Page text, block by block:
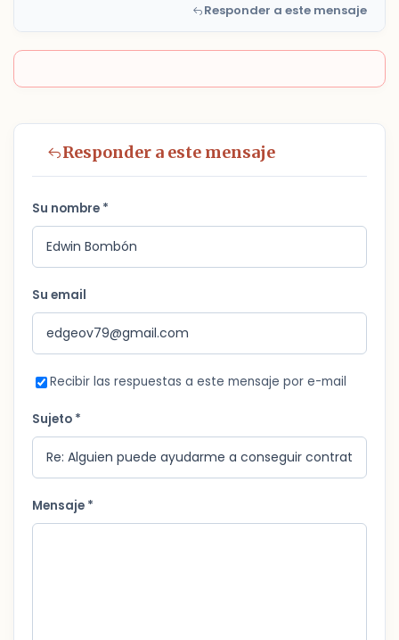
Responder a este mensaje
Responder a este mensaje
Su nombre *
Su email
Recibir las respuestas a este mensaje por e-mail
Sujeto *
Mensaje *